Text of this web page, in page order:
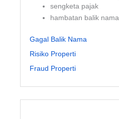
sengketa pajak
hambatan balik nama
Gagal Balik Nama
Risiko Properti
Fraud Properti